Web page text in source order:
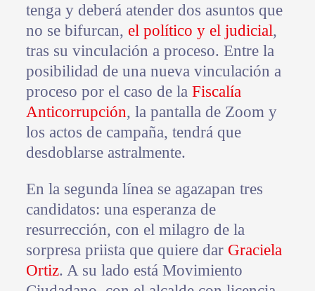
tenga y deberá atender dos asuntos que
no se bifurcan, el político y el judicial,
tras su vinculación a proceso. Entre la
posibilidad de una nueva vinculación a
proceso por el caso de la Fiscalía
Anticorrupción, la pantalla de Zoom y
los actos de campaña, tendrá que
desdoblarse astralmente.
En la segunda línea se agazapan tres
candidatos: una esperanza de
resurrección, con el milagro de la
sorpresa priista que quiere dar Graciela
Ortiz. A su lado está Movimiento